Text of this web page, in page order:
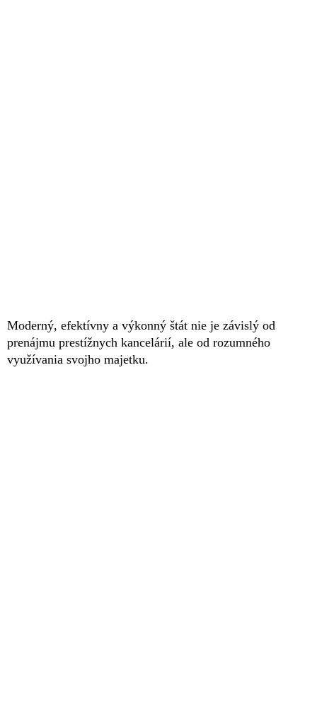
Moderný, efektívny a výkonný štát nie je závislý od
prenájmu prestížnych kancelárií, ale od rozumného
využívania svojho majetku.